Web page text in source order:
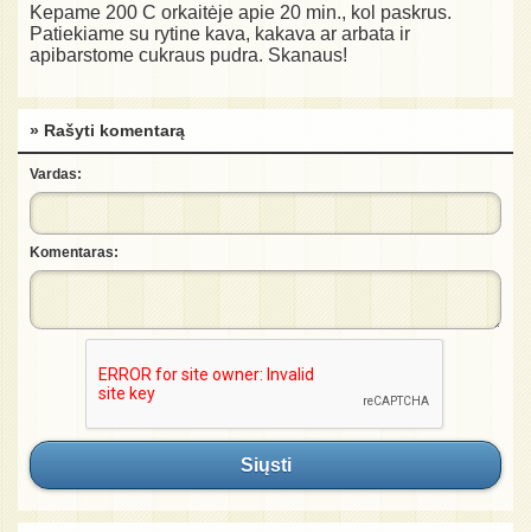
Kepame 200 C orkaitėje apie 20 min., kol paskrus.
Patiekiame su rytine kava, kakava ar arbata ir
apibarstome cukraus pudra. Skanaus!
» Rašyti komentarą
Vardas:
Komentaras:
Siųsti